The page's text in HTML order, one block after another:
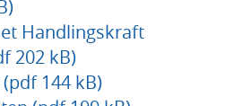
Handlingskraft
202 kB)
144 kB)